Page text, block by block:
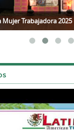
Mujer Trabajadora 2025